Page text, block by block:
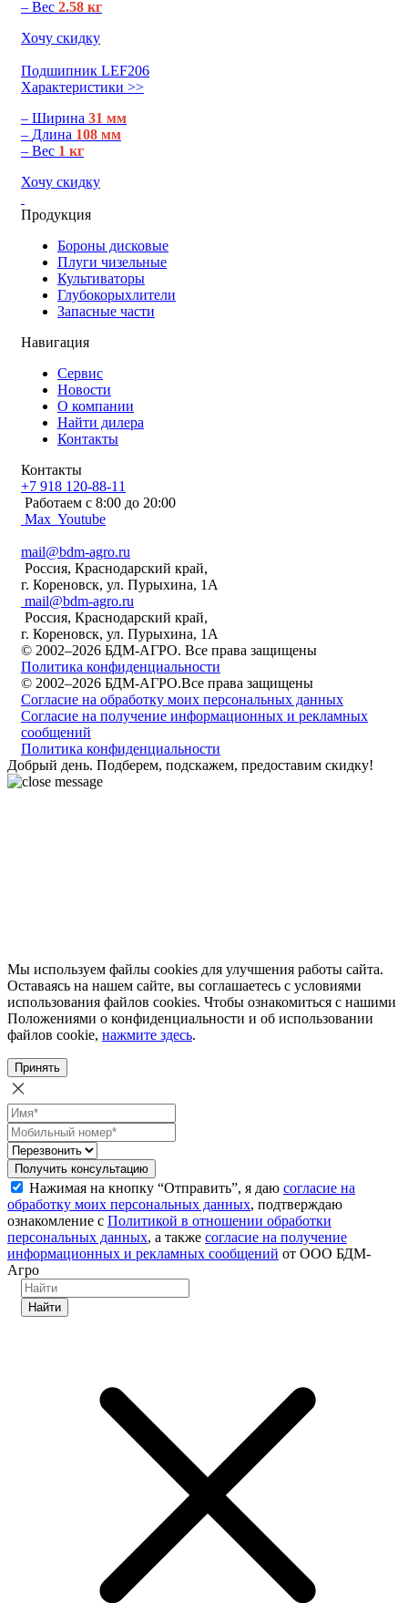
– Вес 2.58 кг
Хочу скидку
Подшипник LEF206
Характеристики >>
– Ширина 31 мм
– Длина 108 мм
– Вес 1 кг
Хочу скидку
Продукция
Бороны дисковые
Плуги чизельные
Культиваторы
Глубокорыхлители
Запасные части
Навигация
Сервис
Новости
О компании
Найти дилера
Контакты
Контакты
+7 918 120-88-11
Работаем c 8:00 до 20:00
Max Youtube
mail@bdm-agro.ru
Россия, Краснодарский край,
г. Кореновск, ул. Пурыхина, 1А
mail@bdm-agro.ru
Россия, Краснодарский край,
г. Кореновск, ул. Пурыхина, 1А
© 2002–2026 БДМ-АГРО. Все права защищены
Политика конфиденциальности
© 2002–2026 БДМ-АГРО.Все права защищены
Согласие на обработку моих персональных данных
Согласие на получение информационных и рекламных
сообщений
Политика конфиденциальности
Добрый день. Подберем, подскажем, предоставим скидку!
Мы используем файлы cookies для улучшения работы сайта.
Оставаясь на нашем сайте, вы соглашаетесь с условиями
использования файлов cookies. Чтобы ознакомиться с нашими
Положениями о конфиденциальности и об использовании
файлов cookie, нажмите здесь.
Принять
Получить консультацию
Нажимая на кнопку “Отправить”, я даю согласие на
обработку моих персональных данных, подтверждаю
ознакомление с Политикой в отношении обработки
персональных данных, а также согласие на получение
информационных и рекламных сообщений от ООО БДМ-
Агро
Найти